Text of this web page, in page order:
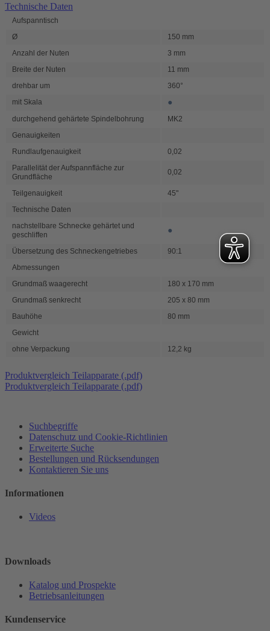
Technische Daten
Aufspanntisch
Ø
150 mm
Anzahl der Nuten
3 mm
Breite der Nuten
11 mm
drehbar um
360°
mit Skala
●
durchgehend gehärtete Spindelbohrung
MK2
Genauigkeiten
Rundlaufgenauigkeit
0,02
Parallelität der Aufspannfläche zur
Grundfläche
0,02
Teilgenauigkeit
45"
Technische Daten
nachstellbare Schnecke gehärtet und
geschliffen
●
Übersetzung des Schneckengetriebes
90:1
Abmessungen
Grundmaß waagerecht
180 x 170 mm
Grundmaß senkrecht
205 x 80 mm
Bauhöhe
80 mm
Gewicht
ohne Verpackung
12,2 kg
Produktvergleich Teilapparate (.pdf)
Produktvergleich Teilapparate (.pdf)
Suchbegriffe
Datenschutz und Cookie-Richtlinien
Erweiterte Suche
Bestellungen und Rücksendungen
Kontaktieren Sie uns
Informationen
Videos
Downloads
Katalog und Prospekte
Betriebsanleitungen
Kundenservice